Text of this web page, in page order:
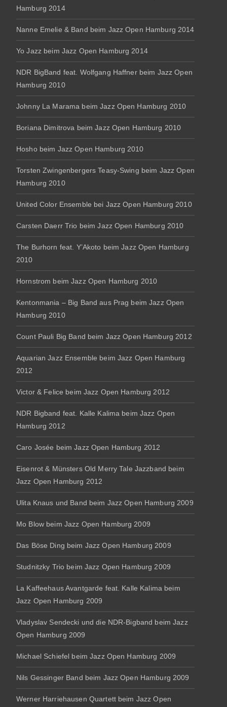
Hamburg 2014
Nanne Emelie & Band beim Jazz Open Hamburg 2014
Yo Jazz beim Jazz Open Hamburg 2014
NDR BigBand feat. Wolfgang Haffner beim Jazz Open
Hamburg 2010
Johnny La Marama beim Jazz Open Hamburg 2010
Boriana Dimitrova beim Jazz Open Hamburg 2010
Hosho beim Jazz Open Hamburg 2010
Torsten Zwingenbergers Teasy-Swing beim Jazz Open
Hamburg 2010
United Color Ensemble bei Jazz Open Hamburg 2010
Carsten Daerr Trio beim Jazz Open Hamburg 2010
The Burhorn feat. Y’Akoto beim Jazz Open Hamburg
2010
Hornstrom beim Jazz Open Hamburg 2010
Kentonmania – Big Band aus Prag beim Jazz Open
Hamburg 2010
Count Pauli Big Band beim Jazz Open Hamburg 2012
Aquarian Jazz Ensemble beim Jazz Open Hamburg
2012
Victor & Felice beim Jazz Open Hamburg 2012
NDR Bigband feat. Kalle Kalima beim Jazz Open
Hamburg 2012
Caro Josée beim Jazz Open Hamburg 2012
Eisenrot & Münsters Old Merry Tale Jazzband beim
Jazz Open Hamburg 2012
Ulita Knaus und Band beim Jazz Open Hamburg 2009
Mo Blow beim Jazz Open Hamburg 2009
Das Böse Ding beim Jazz Open Hamburg 2009
Studnitzky Trio beim Jazz Open Hamburg 2009
La Kaffeehaus Avantgarde feat. Kalle Kalima beim
Jazz Open Hamburg 2009
Vladyslav Sendecki und die NDR-Bigband beim Jazz
Open Hamburg 2009
Michael Schiefel beim Jazz Open Hamburg 2009
Nils Gessinger Band beim Jazz Open Hamburg 2009
Werner Harriehausen Quartett beim Jazz Open